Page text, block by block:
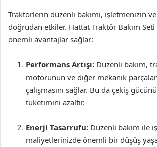
Traktörlerin düzenli bakımı, işletmenizin
doğrudan etkiler. Hattat Traktör Bakım Seti
önemli avantajlar sağlar:
Performans Artışı: Düzenli bakım,
motorunun ve diğer mekanik
çalışmasını sağlar. Bu da çekiş
tüketimini azaltır.
Enerji Tasarrufu: Düzenli bakım ile
maliyetlerinizde önemli bir düşüş